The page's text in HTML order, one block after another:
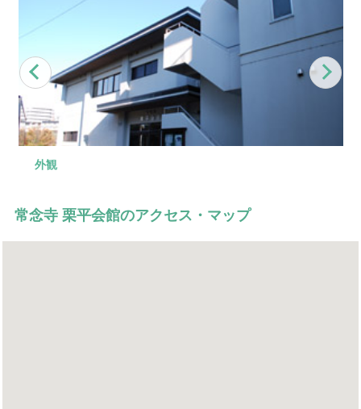
Previous
外観
第一式場
控え室
入り口
第二式場
常念寺 栗平会館のアクセス・マップ